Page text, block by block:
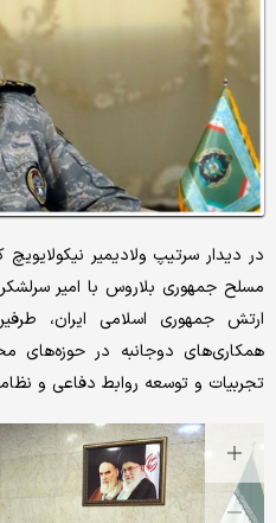
در دیدار سرتیپ ولادیمیر
مسلح جمهوری بلاروس با امیر
ارتش جمهوری اسلامی ایران،
همکاری‌های دوجانبه در حوزه‌های
تجربیات و توسعه روابط دفاعی و